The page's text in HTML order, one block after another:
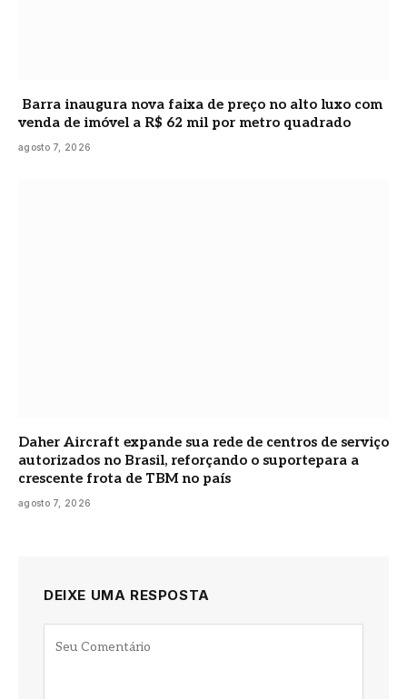
Barra inaugura nova faixa de preço no alto luxo com
venda de imóvel a R$ 62 mil por metro quadrado
agosto 7, 2026
Daher Aircraft expande sua rede de centros de serviço
autorizados no Brasil, reforçando o suportepara a
crescente frota de TBM no país
agosto 7, 2026
DEIXE UMA RESPOSTA